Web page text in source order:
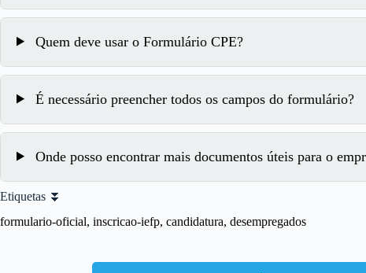
Quem deve usar o Formulário CPE?
É necessário preencher todos os campos do formulário?
Onde posso encontrar mais documentos úteis para o
Etiquetas ⏬
formulario-oficial, inscricao-iefp, candidatura, desempregados